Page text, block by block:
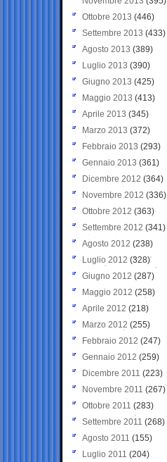
Ottobre 2013 (446)
Settembre 2013 (433)
Agosto 2013 (389)
Luglio 2013 (390)
Giugno 2013 (425)
Maggio 2013 (413)
Aprile 2013 (345)
Marzo 2013 (372)
Febbraio 2013 (293)
Gennaio 2013 (361)
Dicembre 2012 (364)
Novembre 2012 (336)
Ottobre 2012 (363)
Settembre 2012 (341)
Agosto 2012 (238)
Luglio 2012 (328)
Giugno 2012 (287)
Maggio 2012 (258)
Aprile 2012 (218)
Marzo 2012 (255)
Febbraio 2012 (247)
Gennaio 2012 (259)
Dicembre 2011 (223)
Novembre 2011 (267)
Ottobre 2011 (283)
Settembre 2011 (268)
Agosto 2011 (155)
Luglio 2011 (204)